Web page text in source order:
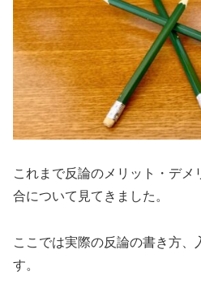
これまで反論のメリット・デ
合について見てきました。
ここでは実際の反論の書き方、
す。